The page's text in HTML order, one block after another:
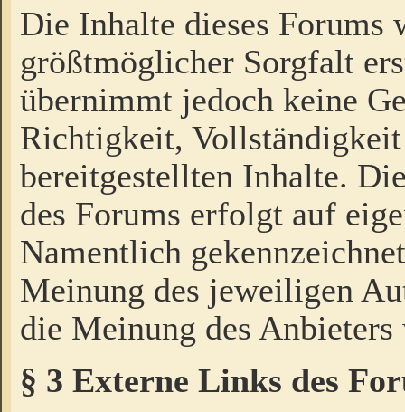
Die Inhalte dieses Forums
größtmöglicher Sorgfalt
übernimmt jedoch keine
Richtigkeit,
bereitgestellten Inhalte.
des Forums erfolgt auf
Namentlich
Meinung des jeweiligen
die Meinung des Anbieters
§ 3 Externe Links des